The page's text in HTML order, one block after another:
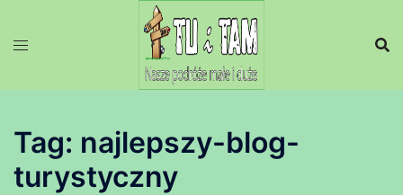
Tag: najlepszy-blog-
turystyczny